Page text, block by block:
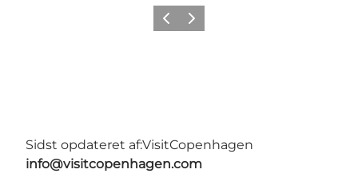
ForrigeNæste
Sidst opdateret af:VisitCopenhagen
info@visitcopenhagen.com